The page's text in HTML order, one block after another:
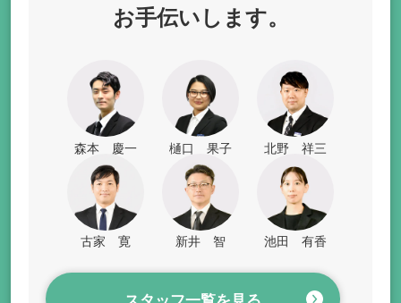
お手伝いします。
森本 慶一 樋口 果子 北野 祥三
古家 寛 新井 智 池田 有香